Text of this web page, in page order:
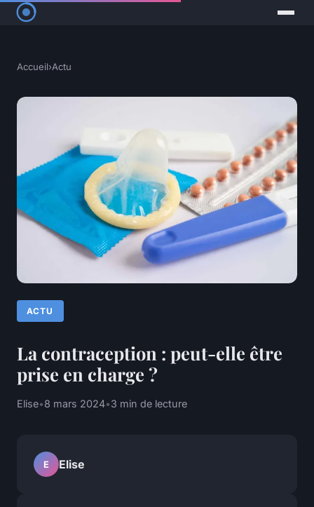
Accueil›Actu
ACTU
La contraception : peut-elle être
prise en charge ?
Elise•8 mars 2024•3 min de lecture
E Elise